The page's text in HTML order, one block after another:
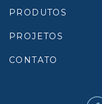
PRODUTOS
PROJETOS
CONTATO